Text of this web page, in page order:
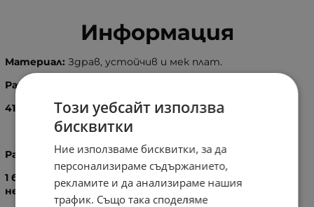
Информация
Материал: Здрав, устойчив и мек плат.
Размери:
41
11см.
Разпределение:
1 бр. голямо отделение, затварящо се с цип, като в
него има:
Този уебсайт използва
бисквитки
Ние използваме бисквитки, за да
персонализираме съдържанието,
рекламите и да анализираме нашия
трафик. Също така споделяме